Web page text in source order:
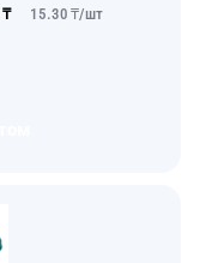
₸ 15.30 ₸/шт